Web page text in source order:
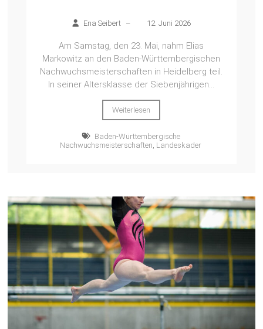
Ena Seibert – 12. Juni 2026
Am Samstag, den 23. Mai, nahm Elias
Markowitz an den Baden-Württembergischen
Nachwuchsmeisterschaften in Heidelberg teil.
In seiner Altersklasse der Siebenjährigen...
Weiterlesen
Baden-Württembergische
Nachwuchsmeisterschaften, Landeskader